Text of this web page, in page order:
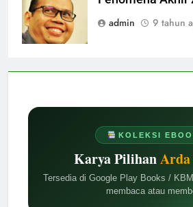
KOLEKSI
Karya Pilihan
Tersedia di Google Play Books /
membaca atau
admin
9 tahun